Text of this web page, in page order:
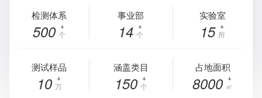
检测体系
500 个
事业部
14 个
实验室
15 所
测试样品
10 万
涵盖类目
150 个
占地面积
8000 ㎡